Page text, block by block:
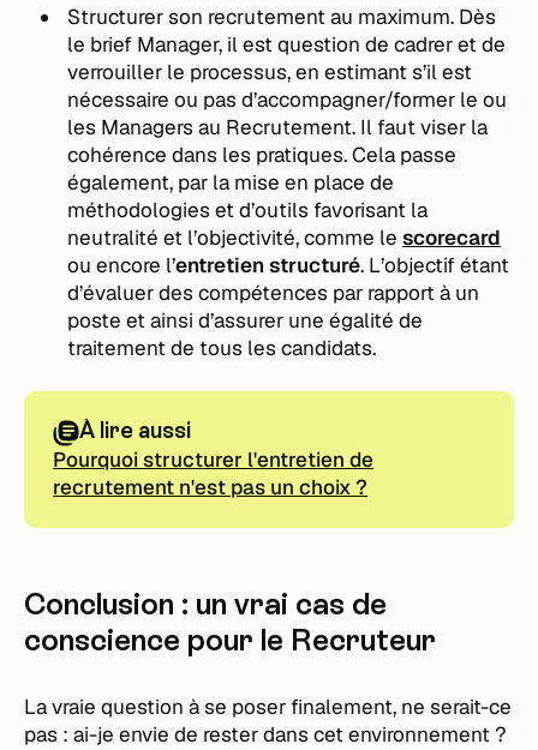
Structurer son recrutement au maximum. Dès
le brief Manager, il est question de cadrer et de
verrouiller le processus, en estimant s’il est
nécessaire ou pas d’accompagner/former le ou
les Managers au Recrutement. Il faut viser la
cohérence dans les pratiques. Cela passe
également, par la mise en place de
méthodologies et d’outils favorisant la
neutralité et l’objectivité, comme lescorecard
ou encore l’entretien structuré. L’objectif étant
d’évaluer des compétences par rapport à un
poste et ainsi d’assurer une égalité de
traitement de tous les candidats.
À lire aussi
Pourquoi structurer l'entretien de
recrutement n'est pas un choix ?
Conclusion : un vrai cas de
conscience pour le Recruteur
La vraie question à se poser finalement, ne serait-ce
pas : ai-je envie de rester dans cet environnement ?